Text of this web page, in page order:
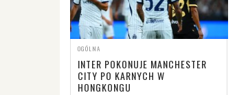
OGÓLNA
INTER POKONUJE MANCHESTER
CITY PO KARNYCH W
HONGKONGU